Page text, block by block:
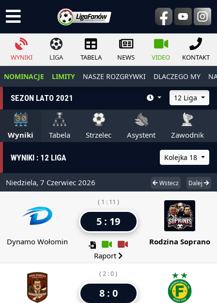
WYNIKI LIGA TABELA NEWS VIDEO KONTAKT
NOMINACJE LIMITY NASZE ROZGRYWKI DLACZEGO MY
SEZON LATO 2021 12 Liga
Wyniki Tabela Strzelec Asystent Zawodnik
WYNIKI : 12 LIGA Kolejka 18
Niedziela, 7 Czerwiec 2026 Wstecz Dalej
Dynamo Wołomin
( 1 : 11 )
5 : 19
Raport
Rodzina Soprano
( 2 : 0 )
8 : 0